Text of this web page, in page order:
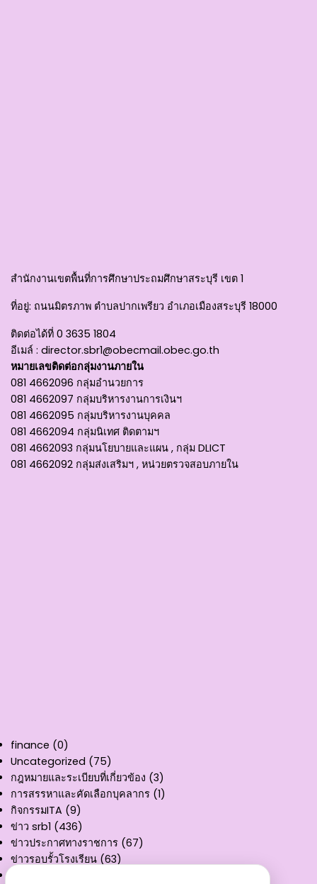
สำนักงานเขตพื้นที่การศึกษาประถมศึกษาสระบุรี เขต 1
ที่อยู่: ถนนมิตรภาพ ตำบลปากเพรียว อำเภอเมืองสระบุรี 18000
ติดต่อได้ที่ 0 3635 1804
อีเมล์ : director.sbr1@obecmail.obec.go.th
หมายเลขติดต่อกลุ่มงานภายใน
081 4662096 กลุ่มอำนวยการ
081 4662097 กลุ่มบริหารงานการเงินฯ
081 4662095 กลุ่มบริหารงานบุคคล
081 4662094 กลุ่มนิเทศ ติดตามฯ
081 4662093 กลุ่มนโยบายและแผน , กลุ่ม DLICT
081 4662092 กลุ่มส่งเสริมฯ , หน่วยตรวจสอบภายใน
finance (0)
Uncategorized (75)
กฎหมายและระเบียบที่เกี่ยวข้อง (3)
การสรรหาและคัดเลือกบุคลากร (1)
กิจกรรมITA (9)
ข่าว srb1 (436)
ข่าวประกาศทางราชการ (67)
ข่าวรอบรั้วโรงเรียน (63)